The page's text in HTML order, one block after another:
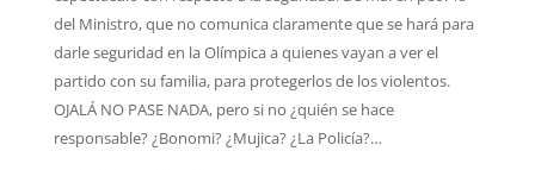
del Ministro, que no comunica claramente que se hará para
darle seguridad en la Olímpica a quienes vayan a ver el
partido con su familia, para protegerlos de los violentos.
OJALÁ NO PASE NADA, pero si no ¿quién se hace
responsable? ¿Bonomi? ¿Mujica? ¿La Policía?…